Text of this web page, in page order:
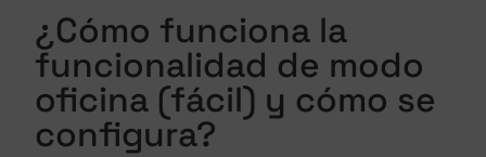
¿Cómo funciona la
funcionalidad de modo
oficina (fácil) y cómo se
configura?